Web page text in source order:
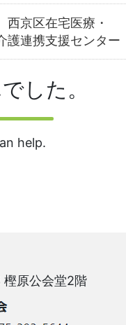
西京区在宅医療・
護連携支援センター
した。
help.
樫原公会堂2階